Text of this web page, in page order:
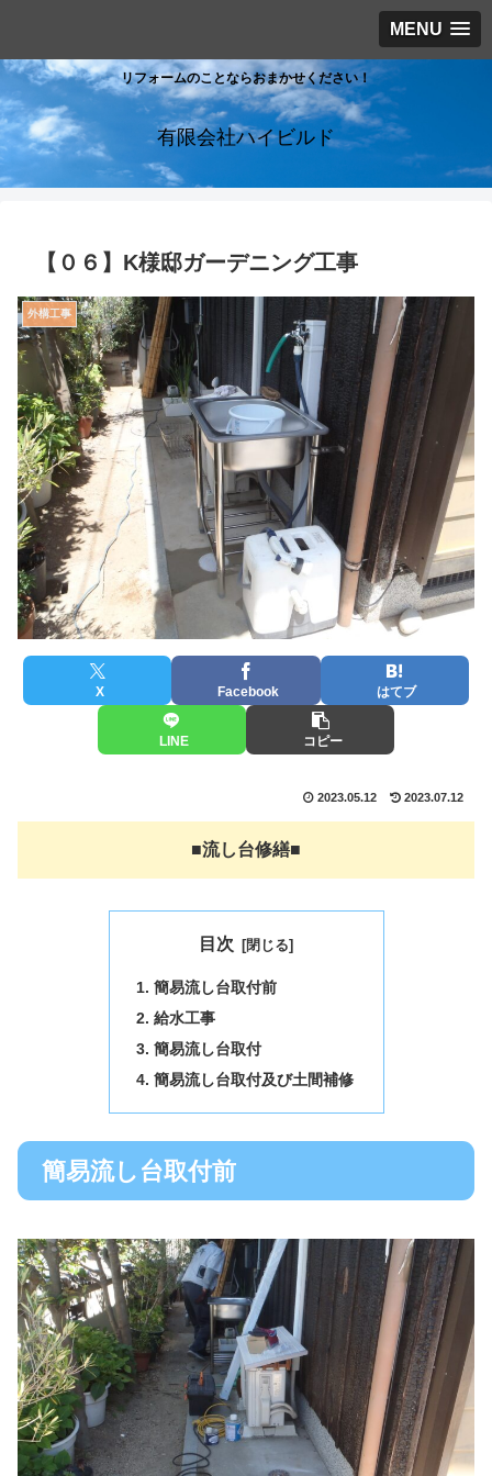
MENU
リフォームのことならおまかせください！
有限会社ハイビルド
【０６】K様邸ガーデニング工事
外構工事
X Facebook はてブ
LINE コピー
2023.05.12 2023.07.12
■流し台修繕■
目次
簡易流し台取付前
給水工事
簡易流し台取付
簡易流し台取付及び土間補修
簡易流し台取付前